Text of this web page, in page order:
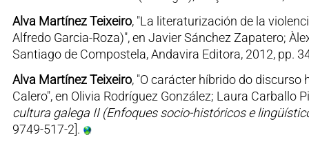
Alva Martínez Teixeiro, "La literaturización de la
Alfredo Garcia-Roza)", en Javier Sánchez Zapatero;
Santiago de Compostela, Andavira Editora, 2012, pp.
Alva Martínez Teixeiro, "O carácter híbrido do
Calero", en Olivia Rodríguez González; Laura Carballo
cultura galega II (Enfoques socio-históricos e
9749-517-2].